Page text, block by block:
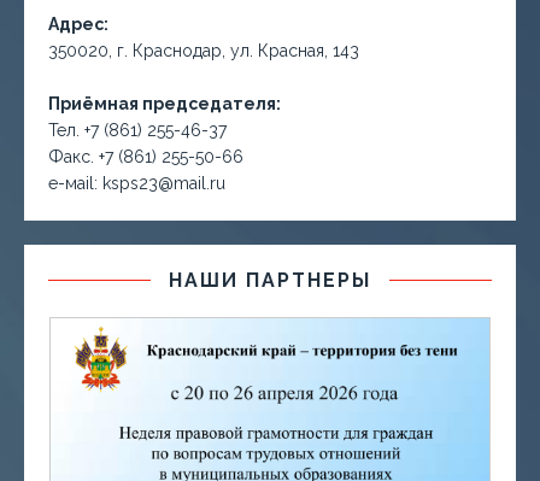
Адрес:
350020, г. Краснодар, ул. Красная, 143
Приёмная председателя:
Тел. +7 (861) 255-46-37
Факс. +7 (861) 255-50-66
е-маil: ksps23@mail.ru
НАШИ ПАРТНЕРЫ